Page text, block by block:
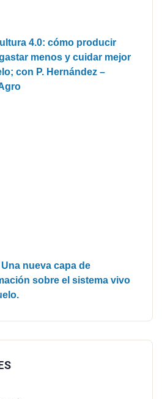
4.0: cómo producir
menos y cuidar mejor
con P. Hernández –
nueva capa de
sobre el sistema vivo